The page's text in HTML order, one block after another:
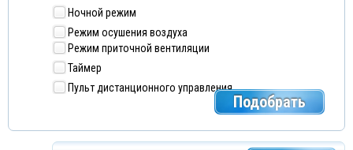
Ночной режим
Режим осушения воздуха
Режим приточной вентиляции
Таймер
Пульт дистанционного управления
Подобрать